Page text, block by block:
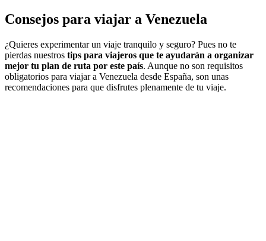
Consejos para viajar a Venezuela
¿Quieres experimentar un viaje tranquilo y seguro? Pues no te
pierdas nuestros tips para viajeros que te ayudarán a organizar
mejor tu plan de ruta por este país. Aunque no son requisitos
obligatorios para viajar a Venezuela desde España, son unas
recomendaciones para que disfrutes plenamente de tu viaje.